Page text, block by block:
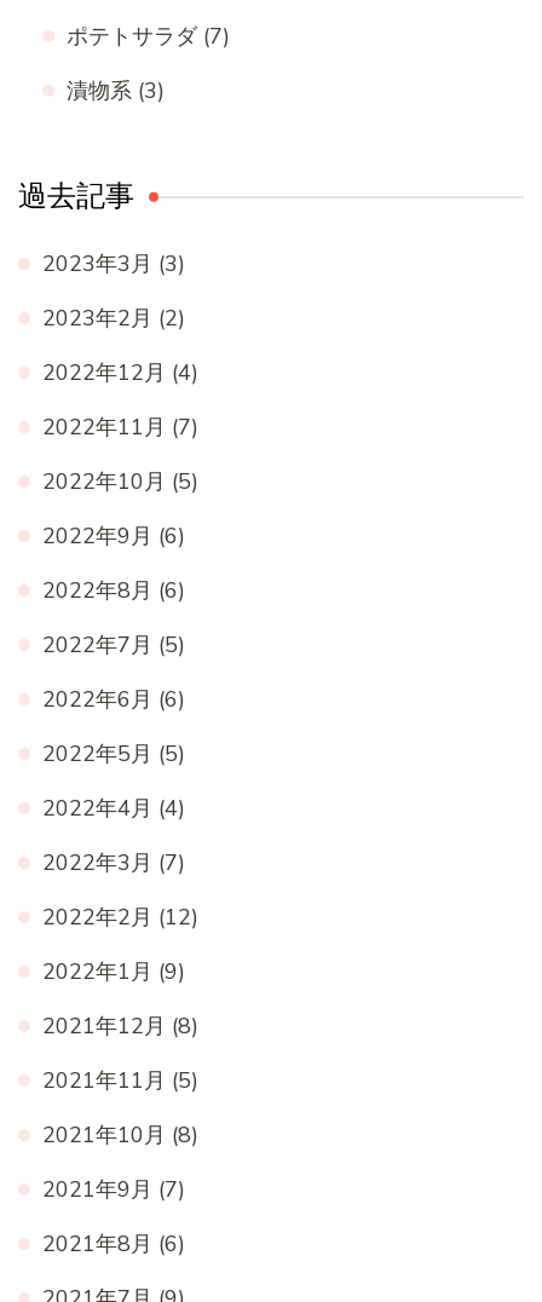
ポテトサラダ (7)
漬物系 (3)
過去記事
2023年3月 (3)
2023年2月 (2)
2022年12月 (4)
2022年11月 (7)
2022年10月 (5)
2022年9月 (6)
2022年8月 (6)
2022年7月 (5)
2022年6月 (6)
2022年5月 (5)
2022年4月 (4)
2022年3月 (7)
2022年2月 (12)
2022年1月 (9)
2021年12月 (8)
2021年11月 (5)
2021年10月 (8)
2021年9月 (7)
2021年8月 (6)